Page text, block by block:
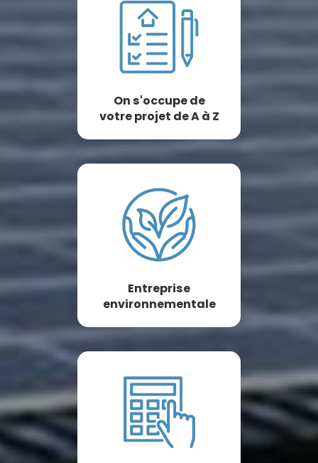
On s'occupe de
votre projet de A à Z
Entreprise
environnementale